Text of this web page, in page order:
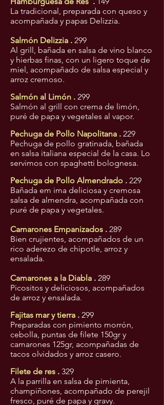
La tradicional, preparada con queso y
acompañada y papas Delizzia.
Salmón Delizzia . 299
Al grill, bañada en salsa de vino blanco
y hierbas finas, con un ligero toque de
miel, acompañado de salsa especial y
arroz cremoso.
Salmón al Limón . 299
Salmón al grill con crema de limón,
puré de papa y vegetales al vapor.
Pechuga de Pollo Napolitana . 229
Pechuga de pollo gratinada, bañada
en salsa italiana especial de la casa. Lo
servimos con spaghetti bolognesa.
Pechuga de Pollo Almendrado . 229
Bañada em ima deliciosa y cremosa
salsa de almendra, acompañada con
puré de papa y vegetales.
Camarones Empanizados . 289
Bien crujientes, acompañados de un
rico aderezo de chipotle, arroz y
ensalada.
Camarones a la Diabla . 289
Picositos y deliciosos, acompañados
de arroz y ensalada.
Fajitas mar y tierra . 299
Preparadas con pimiento morrón,
cebolla, puntas de filete 150gr y
camarones 125gr, acompañadas de
tacos olvidados y arroz casero.
Filete de res . 329
A la parrilla en salsa de pimienta,
champiñones, acompañado de perejil
fresco, puré de papa y gravy.